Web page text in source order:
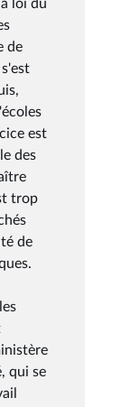
loi du
de
est
des
trop
de
qui se